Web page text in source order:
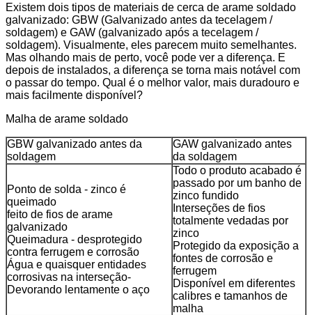
Existem dois tipos de materiais de cerca de arame soldado
galvanizado: GBW (Galvanizado antes da tecelagem /
soldagem) e GAW (galvanizado após a tecelagem /
soldagem). Visualmente, eles parecem muito semelhantes.
Mas olhando mais de perto, você pode ver a diferença. E
depois de instalados, a diferença se torna mais notável com
o passar do tempo. Qual é o melhor valor, mais duradouro e
mais facilmente disponível?
Malha de arame soldado
GBW galvanizado antes da
soldagem
GAW galvanizado antes
da soldagem
Ponto de solda - zinco é
queimado
feito de fios de arame
galvanizado
Queimadura - desprotegido
contra ferrugem e corrosão
Água e quaisquer entidades
corrosivas na interseção-
Devorando lentamente o aço
Todo o produto acabado é
passado por um banho de
zinco fundido
Interseções de fios
totalmente vedadas por
zinco
Protegido da exposição a
fontes de corrosão e
ferrugem
Disponível em diferentes
calibres e tamanhos de
malha